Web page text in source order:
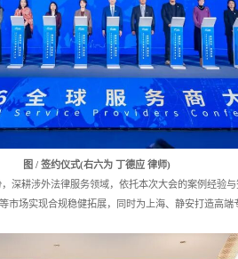
图 / 签约仪式(右六为 丁德应 律师)
深耕涉外法律服务领域，依托本次大会的案例经验
市场实现合规稳健拓展，同时为上海、静安打造高